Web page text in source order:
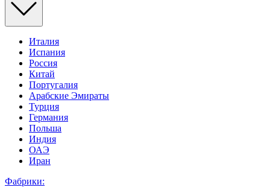
Италия
Испания
Россия
Китай
Португалия
Арабские Эмираты
Турция
Германия
Польша
Индия
ОАЭ
Иран
Фабрики: